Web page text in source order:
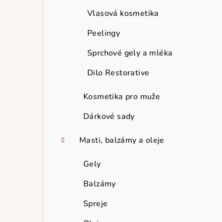
Vlasová kosmetika
Peelingy
Sprchové gely a mléka
Dilo Restorative
Kosmetika pro muže
Dárkové sady
Masti, balzámy a oleje
Gely
Balzámy
Spreje